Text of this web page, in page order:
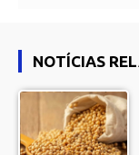
NOTÍCIAS